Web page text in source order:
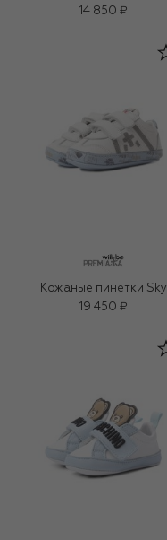
14 850 ₽
Кожаные пинетки Sky
19 450 ₽